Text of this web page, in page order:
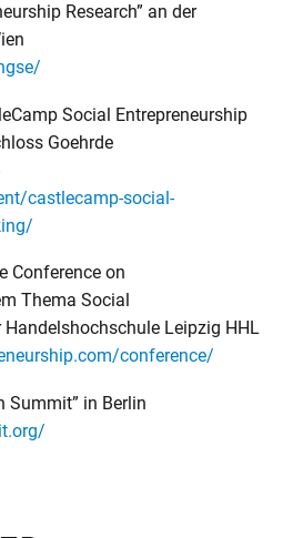
Research” an der
Social Entrepreneurship
Goehrde
castlecamp-social-
Conference on
Thema Social
Handelshochschule Leipzig HHL
conference/
Summit” in Berlin